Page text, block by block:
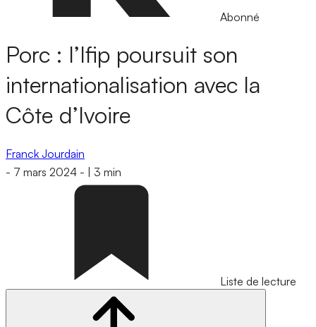
Abonné
Porc : l’Ifip poursuit son
internationalisation avec la
Côte d’Ivoire
Franck Jourdain
- 7 mars 2024 - 3 min
Liste de lecture